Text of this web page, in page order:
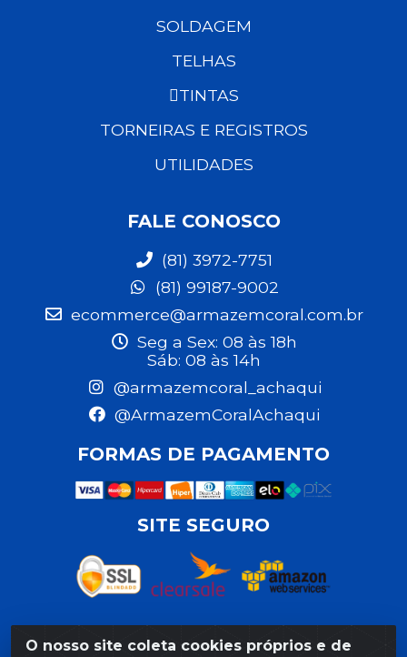
O nosso site coleta cookies próprios e de
SOLDAGEM
TELHAS
TINTAS
TORNEIRAS E REGISTROS
UTILIDADES
FALE CONOSCO
(81) 3972-7751
(81) 99187-9002
ecommerce@armazemcoral.com.br
Seg a Sex: 08 às 18h
Sáb: 08 às 14h
@armazemcoral_achaqui
@ArmazemCoralAchaqui
FORMAS DE PAGAMENTO
SITE SEGURO